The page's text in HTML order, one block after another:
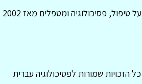
טיפול, פסיכולוגיה ומטפלים מאז 2002